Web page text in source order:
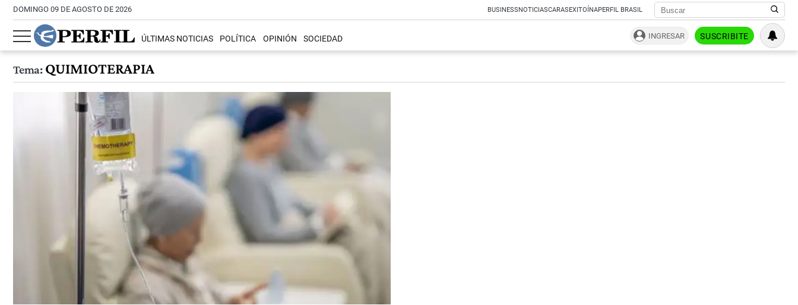
DOMINGO 09 DE AGOSTO DE 2026 BUSINESSNOTICIASCARASEXITOÍNAPERFIL BRASIL
ÚLTIMAS NOTICIAS POLÍTICA OPINIÓN SOCIEDAD INGRESAR SUSCRIBITE
Tema:QUIMIOTERAPIA